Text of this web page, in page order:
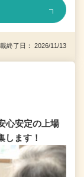
終了日： 2026/11/13
心安定の上場
します！